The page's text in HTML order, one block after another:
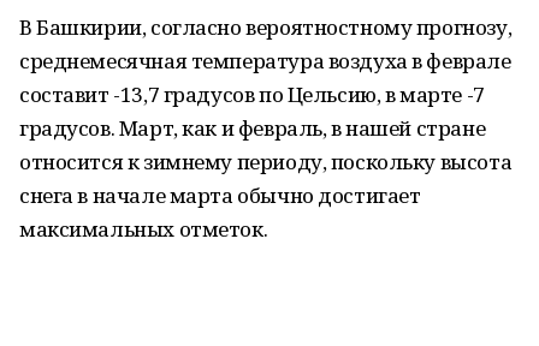
В Башкирии, согласно вероятностному прогнозу,
среднемесячная температура воздуха в феврале
составит -13,7 градусов по Цельсию, в марте -7
градусов. Март, как и февраль, в нашей стране
относится к зимнему периоду, поскольку высота
снега в начале марта обычно достигает
максимальных отметок.